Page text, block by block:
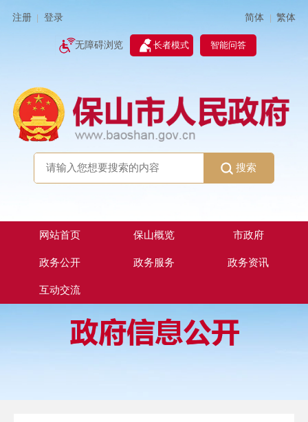
注册 登录 简体 | 繁体
无障碍浏览 长者模式 智能问答
搜索
网站首页 保山概览 市政府
政务公开 政务服务 政务资讯
互动交流